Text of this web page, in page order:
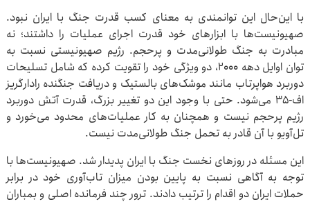
با این‌حال این توانمندی به معنای کسب قدرت جنگ با ایران نبود.
صهیونیست‌ها با ابزارهای خود قدرت اجرای عملیات را داشتند؛ نه
مبادرت به جنگ طولانی‌مدت و پرحجم. رژیم صهیونیستی نسبت به
توان اوایل دهه ۲۰۰۰، دو ویژگی خود را تقویت کرده که شامل تسلیحات
دوربرد هواپرتاب مانند موشک‌های بالستیک و دریافت جنگنده رادارگریز
اف-۳۵ می‌شود. حتی با وجود این دو تغییر بزرگ، قدرت آتش دوربرد
رژیم پرحجم نیست و همچنان به کار عملیات‌های محدود می‌خورد و
تل‌آویو با آن قادر به تحمل جنگ طولانی‌مدت نیست.
این مسئله در روزهای نخست جنگ با ایران پدیدار شد. صهیونیست‌ها با
توجه به آگاهی نسبت به پایین بودن میزان تاب‌آوری خود در برابر
حملات ایران دو اقدام را ترتیب دادند. ترور چند فرمانده اصلی و بمباران